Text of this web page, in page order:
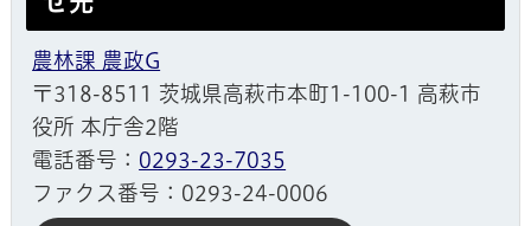
農林課 農政G
〒318-8511 茨城県高萩市本町1-100-1 高萩市
役所 本庁舎2階
電話番号： 0293-23-7035
ファクス番号：0293-24-0006